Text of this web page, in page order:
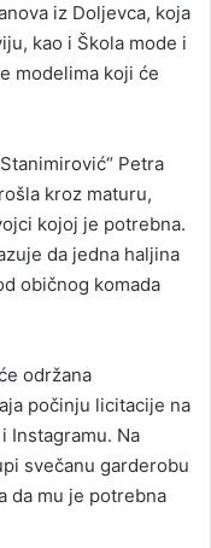
iz Doljevca, koja
kao i Škola mode i
modelima koji će
Petra
kroz maturu,
kojoj je potrebna.
da jedna haljina
običnog komada
održana
počinju licitacije na
Instagramu. Na
svečanu garderobu
da mu je potrebna